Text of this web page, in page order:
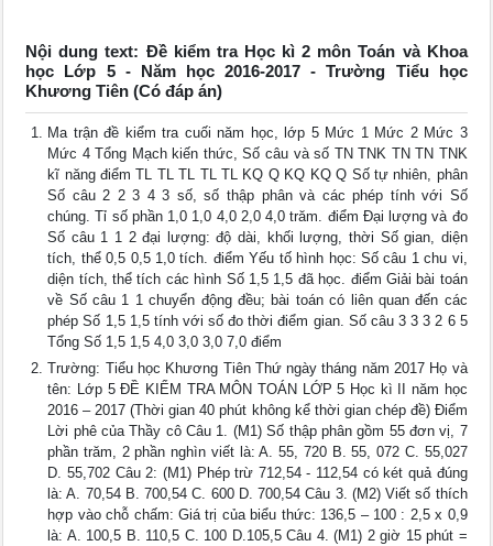
Nội dung text: Đề kiểm tra Học kì 2 môn Toán và Khoa
học Lớp 5 - Năm học 2016-2017 - Trường Tiểu học
Khương Tiên (Có đáp án)
Ma trận đề kiểm tra cuối năm học, lớp 5 Mức 1 Mức 2 Mức 3
Mức 4 Tổng Mạch kiến thức, Số câu và số TN TNK TN TN TNK
kĩ năng điểm TL TL TL TL TL KQ Q KQ KQ Q Số tự nhiên, phân
Số câu 2 2 3 4 3 số, số thập phân và các phép tính với Số
chúng. Tỉ số phần 1,0 1,0 4,0 2,0 4,0 trăm. điểm Đại lượng và đo
Số câu 1 1 2 đại lượng: độ dài, khối lượng, thời Số gian, diện
tích, thể 0,5 0,5 1,0 tích. điểm Yếu tố hình học: Số câu 1 chu vi,
diện tích, thể tích các hình Số 1,5 1,5 đã học. điểm Giải bài toán
về Số câu 1 1 chuyển động đều; bài toán có liên quan đến các
phép Số 1,5 1,5 tính với số đo thời điểm gian. Số câu 3 3 3 2 6 5
Tổng Số 1,5 1,5 4,0 3,0 3,0 7,0 điểm
Trường: Tiểu học Khương Tiên Thứ ngày tháng năm 2017 Họ và
tên: Lớp 5 ĐỀ KIỂM TRA MÔN TOÁN LỚP 5 Học kì II năm học
2016 – 2017 (Thời gian 40 phút không kể thời gian chép đề) Điểm
Lời phê của Thầy cô Câu 1. (M1) Số thập phân gồm 55 đơn vị, 7
phần trăm, 2 phần nghìn viết là: A. 55, 720 B. 55, 072 C. 55,027
D. 55,702 Câu 2: (M1) Phép trừ 712,54 - 112,54 có két quả đúng
là: A. 70,54 B. 700,54 C. 600 D. 700,54 Câu 3. (M2) Viết số thích
hợp vào chỗ chấm: Giá trị của biểu thức: 136,5 – 100 : 2,5 x 0,9
là: A. 100,5 B. 110,5 C. 100 D.105,5 Câu 4. (M1) 2 giờ 15 phút =